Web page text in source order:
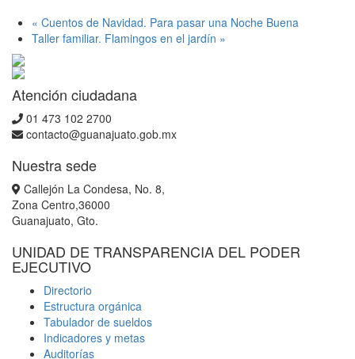
« Cuentos de Navidad. Para pasar una Noche Buena
Taller familiar. Flamingos en el jardín »
Atención ciudadana
01 473 102 2700
contacto@guanajuato.gob.mx
Nuestra sede
Callejón La Condesa, No. 8,
Zona Centro,36000
Guanajuato, Gto.
UNIDAD DE TRANSPARENCIA DEL PODER
EJECUTIVO
Directorio
Estructura orgánica
Tabulador de sueldos
Indicadores y metas
Auditorías